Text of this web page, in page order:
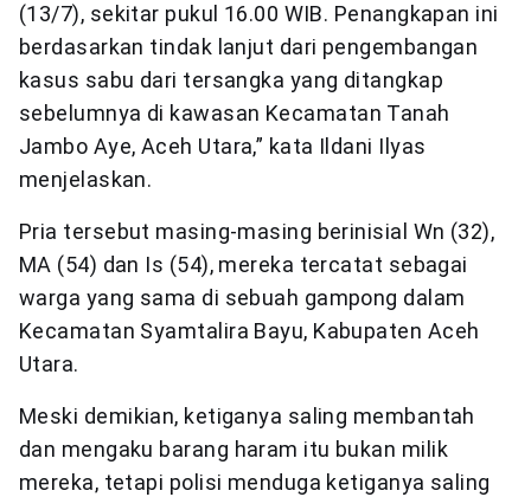
(13/7), sekitar pukul 16.00 WIB. Penangkapan ini
berdasarkan tindak lanjut dari pengembangan
kasus sabu dari tersangka yang ditangkap
sebelumnya di kawasan Kecamatan Tanah
Jambo Aye, Aceh Utara,” kata Ildani Ilyas
menjelaskan.
Pria tersebut masing-masing berinisial Wn (32),
MA (54) dan Is (54), mereka tercatat sebagai
warga yang sama di sebuah gampong dalam
Kecamatan Syamtalira Bayu, Kabupaten Aceh
Utara.
Meski demikian, ketiganya saling membantah
dan mengaku barang haram itu bukan milik
mereka, tetapi polisi menduga ketiganya saling